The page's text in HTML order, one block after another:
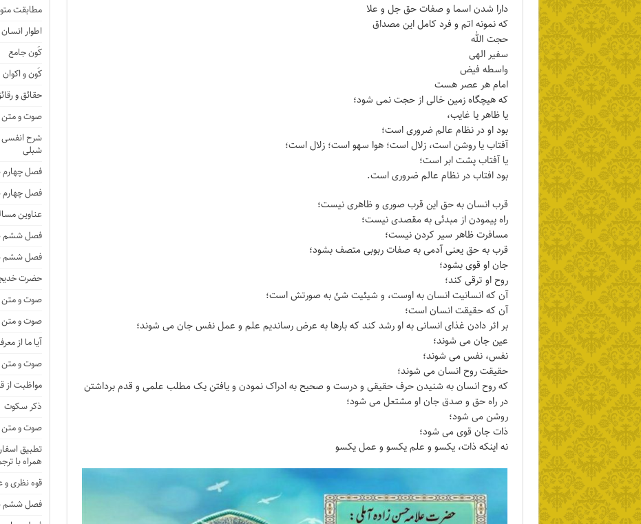
دارا شدن اسما و صفات حق جل و علا
که نمونه اتم و‌ فرد کامل این مصداق
حجت الله
سفیر الهی
واسطه فیض
امام هر عصر هست
که هیچگاه زمین خالی از حجت نمی شود؛
یا ظاهر یا غایب،
بود او در نظام عالم ضروری است؛
آفتاب یا روشن است، زلال است؛ هوا سهو است؛ زلال است؛
یا آفتاب پشت ابر است؛
بود افتاب در نظام عالم ضروری است.
قرب انسان به حق این قرب صوری و ظاهری نیست؛
راه پیمودن از مبدئی به مقصدی نیست؛
مسافرت ظاهر سیر کردن نیست؛
قرب به حق یعنی آدمی به صفات ربوبی متصف بشود؛
جان او قوی بشود؛
روح او ترقی کند؛
آن که انسانیت انسان به اوست، و شیئیت شئ به صورتش است؛
آن که حقیقت انسان است؛
بر اثر دادن غذای انسانی به او رشد کند که بارها به عرض رساندیم علم و عمل نفس جان می شوند؛
عین جان می شوند؛
نفس، نفس می شوند؛
حقیقت روح انسان می شوند؛
که روح انسان به شنیدن حرف حقیقی و درست و صحیح به ادراک نمودن و یافتن یک مطلب علمی و قدم برداشتن
در راه حق و صدق جان او مشتعل می شود؛
روشن می شود؛
ذات جان قوی می شود؛
نه اینکه ذات، یکسو و علم یکسو و عمل یکسو
مطابقت
اطوار
کَون جامع
کَون و اکوان
حقائق و
صوت و متن
شرح انفسی
شبلی
فصل
فصل
عناوین
فصل ششم
فصل ششم
حضرت
صوت و متن
صوت و متن
آیا ما از
صوت و متن
مواظبت از
ذکر سکوت
صوت و متن
تطبیق
همراه با
قوه نظری
فصل ششم